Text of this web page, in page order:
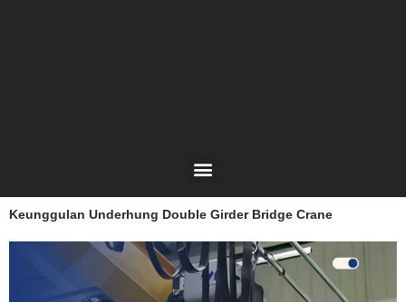
Menu
Keunggulan Underhung Double Girder Bridge Crane